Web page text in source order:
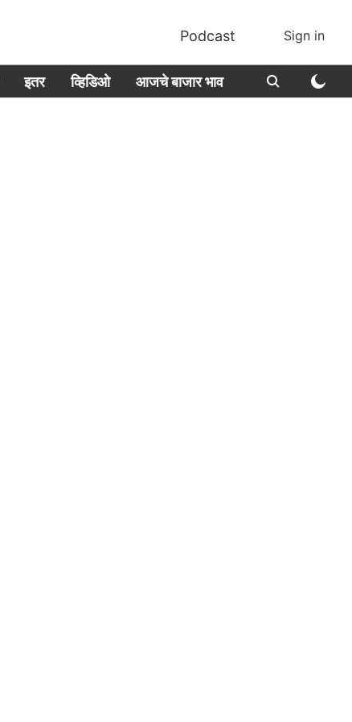
Podcast Sign in
इतर व्हिडिओ आजचे बाजार भाव